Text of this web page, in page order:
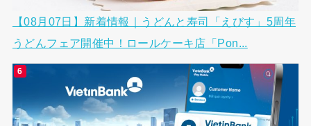
【08月07日】新着情報｜うどんと寿司「えびす」5周年
うどんフェア開催中！ロールケーキ店「Pon...